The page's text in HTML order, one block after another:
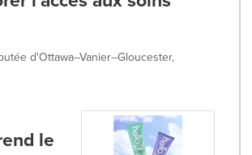
d'Ottawa--Vanier--Gloucester,
le